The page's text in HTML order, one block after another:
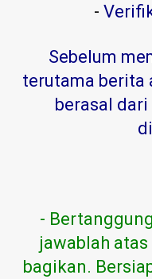
-
Sebelum
terutama berita
berasal
-
jawablah
bagikan.